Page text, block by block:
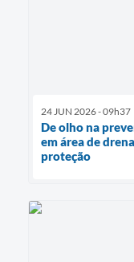
24 JUN 2026 - 09h37
De olho na
em área de
proteção